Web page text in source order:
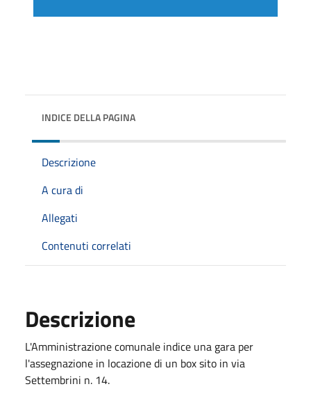
INDICE DELLA PAGINA
Descrizione
A cura di
Allegati
Contenuti correlati
Descrizione
L'Amministrazione comunale indice una gara per
l'assegnazione in locazione di un box sito in via
Settembrini n. 14.